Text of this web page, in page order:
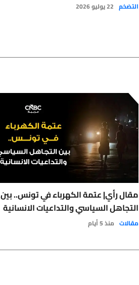
التضخم 22 يوليو 2026
مقال رأي| عتمة الكهرباء في تونس.. بين
التجاهل السياسي والتداعيات الانسانية
مقالات منذ 5 أيام